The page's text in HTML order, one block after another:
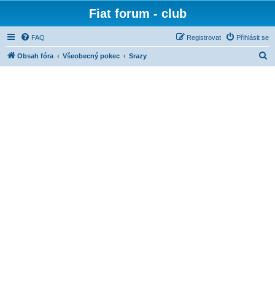
Fiat forum - club
FAQ Přihlásit se
Registrovat
Obsah fóra Všeobecný pokec Srazy